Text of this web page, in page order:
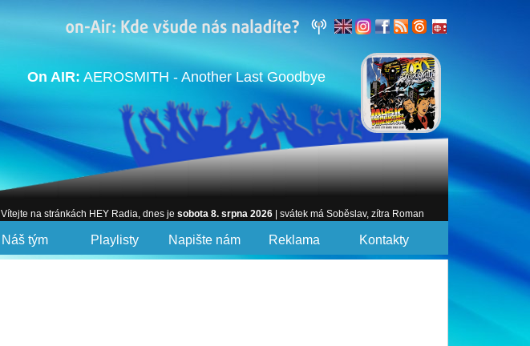
On AIR: AEROSMITH - Another Last Goodbye
Vítejte na stránkách HEY Radia, dnes je sobota 8. srpna 2026 | svátek má Soběslav, zítra Roman
Náš tým Playlisty Napište nám Reklama Kontakty